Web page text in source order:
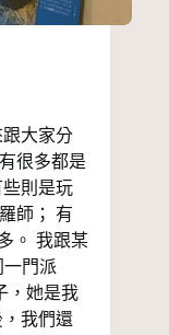
跟大家分
很多都是
則是玩
師； 有
。 我跟某
一門派
，她是我
我們還